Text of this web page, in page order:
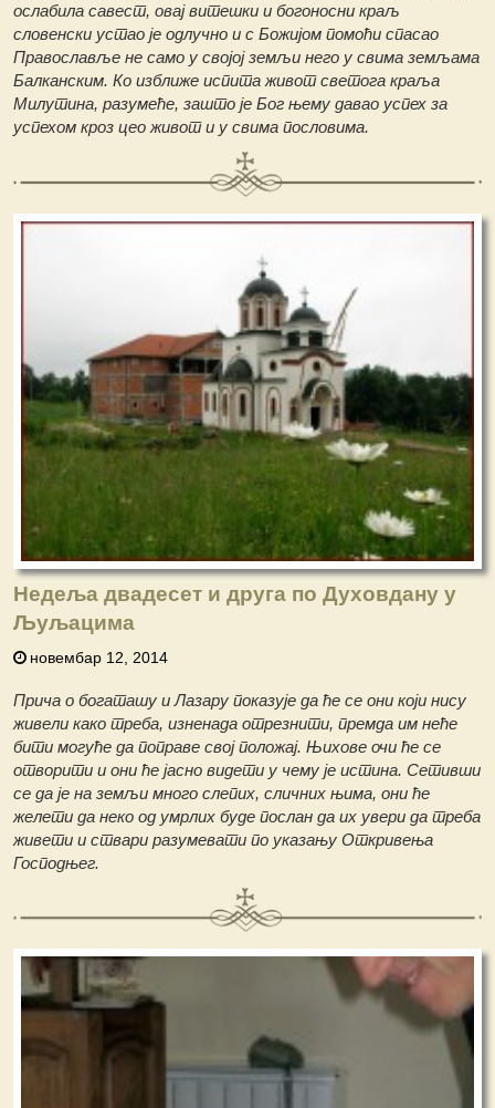
ослабила савест, овај витешки и богоносни краљ
словенски устао је одлучно и с Божијом помоћи спасао
Православље не само у својој земљи него у свима земљама
Балканским. Ко изближе испита живот светога краља
Милутина, разумеће, зашто је Бог њему давао успех за
успехом кроз цео живот и у свима пословима.
Недеља двадесет и друга по Духовдану у
Љуљацима
новембар 12, 2014
Прича о богаташу и Лазару показује да ће се они који нису
живели како треба, изненада отрезнити, премда им неће
бити могуће да поправе свој положај. Њихове очи ће се
отворити и они ће јасно видети у чему је истина. Сетивши
се да је на земљи много слепих, сличних њима, они ће
желети да неко од умрлих буде послан да их увери да треба
живети и ствари разумевати по указању Откривења
Господњег.